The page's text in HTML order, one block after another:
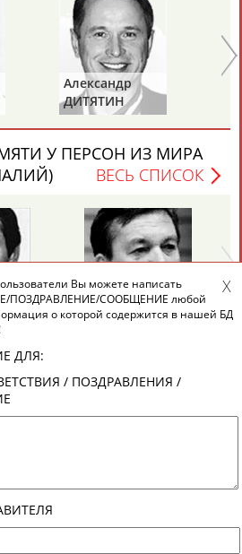
Магомед
АБДУЛКАГИРОВ
Назир
АБДУЛЛАЕВ
ПЕРСОНЫ
деятельности
НАИТ «Стадион»
996
Александр
ДИТЯТИН
У ПЕРСОН ИЗ МИРА
ВЕСЬ СПИСОК
Геннадий
ТУРЕЦКИЙ
Вы можете написать
ПОЗДРАВЛЕНИЕ/СООБЩЕНИЕ любой
о которой содержится в нашей БД
ДЛЯ:
/ ПОЗДРАВЛЕНИЯ /